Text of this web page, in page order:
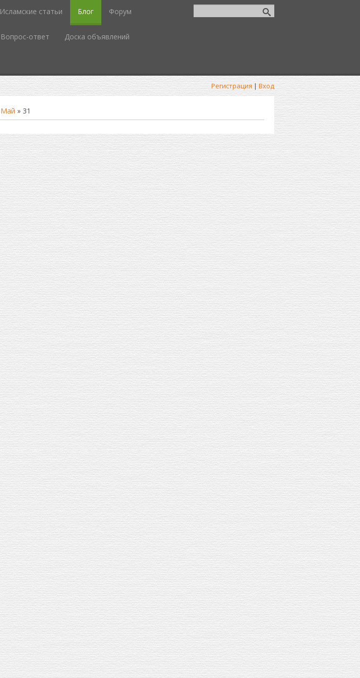
Исламские статьи Блог Форум
Вопрос-ответ Доска объявлений
Регистрация | Вход
Май » 31